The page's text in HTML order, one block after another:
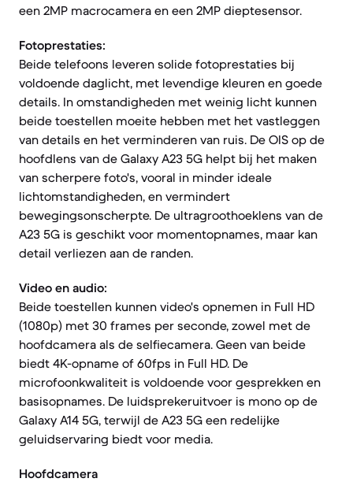
een 2MP macrocamera en een 2MP dieptesensor.
Fotoprestaties:
Beide telefoons leveren solide fotoprestaties bij
voldoende daglicht, met levendige kleuren en goede
details. In omstandigheden met weinig licht kunnen
beide toestellen moeite hebben met het vastleggen
van details en het verminderen van ruis. De OIS op de
hoofdlens van de Galaxy A23 5G helpt bij het maken
van scherpere foto's, vooral in minder ideale
lichtomstandigheden, en vermindert
bewegingsonscherpte. De ultragroothoeklens van de
A23 5G is geschikt voor momentopnames, maar kan
detail verliezen aan de randen.
Video en audio:
Beide toestellen kunnen video's opnemen in Full HD
(1080p) met 30 frames per seconde, zowel met de
hoofdcamera als de selfiecamera. Geen van beide
biedt 4K-opname of 60fps in Full HD. De
microfoonkwaliteit is voldoende voor gesprekken en
basisopnames. De luidsprekeruitvoer is mono op de
Galaxy A14 5G, terwijl de A23 5G een redelijke
geluidservaring biedt voor media.
Hoofdcamera